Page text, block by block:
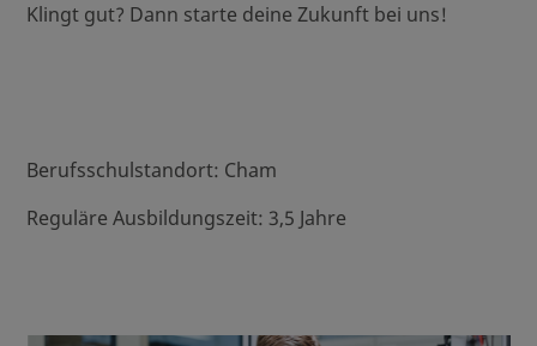
Klingt gut? Dann starte deine Zukunft bei uns!
Berufsschulstandort: Cham
Reguläre Ausbildungszeit: 3,5 Jahre